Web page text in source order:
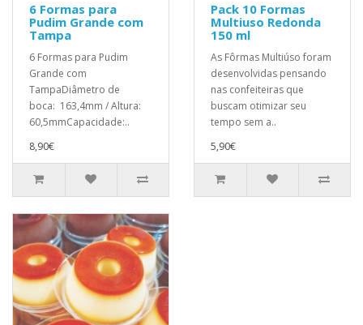
6 Formas para
Pudim Grande com
Tampa
6 Formas para Pudim
Grande com
TampaDiâmetro de
boca: 163,4mm / Altura:
60,5mmCapacidade:..
8,90€
Pack 10 Formas
Multiuso Redonda
150 ml
As Fôrmas Multiúso foram
desenvolvidas pensando
nas confeiteiras que
buscam otimizar seu
tempo sem a..
5,90€